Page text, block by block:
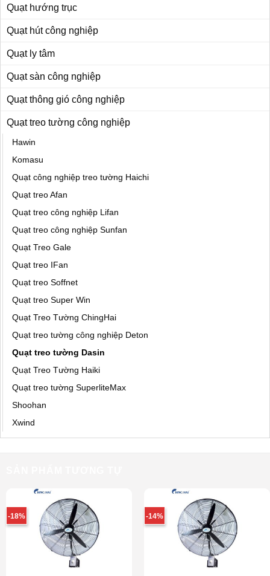
Quạt hướng trục
Quạt hút công nghiệp
Quạt ly tâm
Quạt sàn công nghiệp
Quạt thông gió công nghiệp
Quạt treo tường công nghiệp
Hawin
Komasu
Quạt công nghiệp treo tường Haichi
Quạt treo Afan
Quạt treo công nghiệp Lifan
Quạt treo công nghiệp Sunfan
Quạt Treo Gale
Quạt treo IFan
Quạt treo Soffnet
Quạt treo Super Win
Quạt Treo Tường ChingHai
Quạt treo tường công nghiệp Deton
Quạt treo tường Dasin
Quạt Treo Tường Haiki
Quạt treo tường SuperliteMax
Shoohan
Xwind
-18% -14%